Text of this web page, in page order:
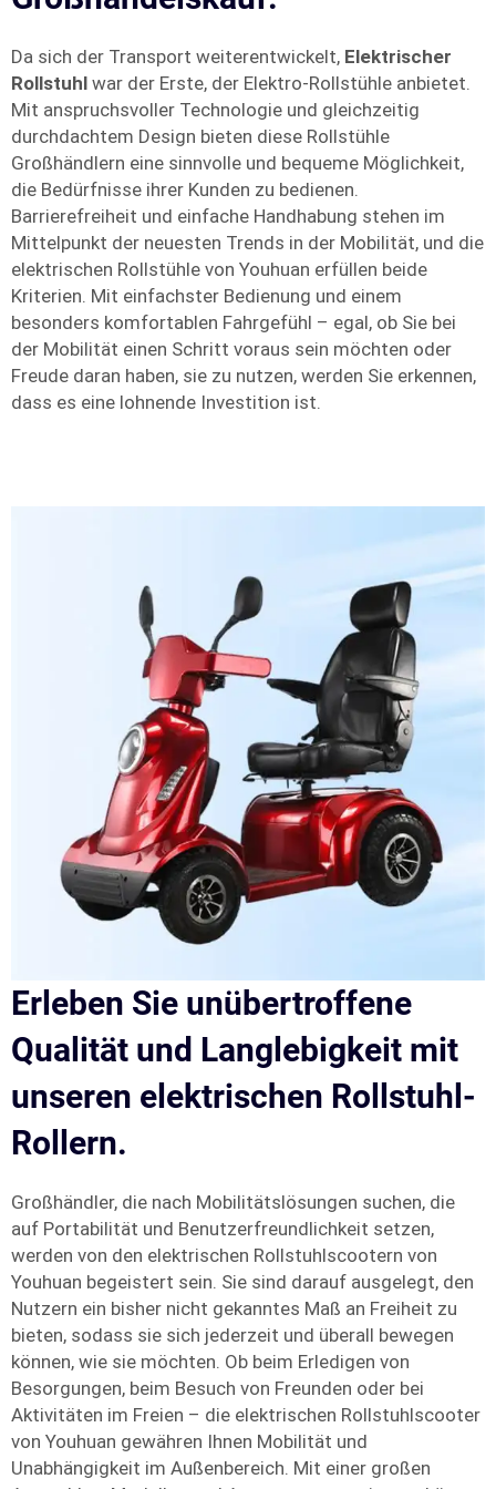
Da sich der Transport weiterentwickelt, Elektrischer
Rollstuhl war der Erste, der Elektro-Rollstühle anbietet.
Mit anspruchsvoller Technologie und gleichzeitig
durchdachtem Design bieten diese Rollstühle
Großhändlern eine sinnvolle und bequeme Möglichkeit,
die Bedürfnisse ihrer Kunden zu bedienen.
Barrierefreiheit und einfache Handhabung stehen im
Mittelpunkt der neuesten Trends in der Mobilität, und die
elektrischen Rollstühle von Youhuan erfüllen beide
Kriterien. Mit einfachster Bedienung und einem
besonders komfortablen Fahrgefühl – egal, ob Sie bei
der Mobilität einen Schritt voraus sein möchten oder
Freude daran haben, sie zu nutzen, werden Sie erkennen,
dass es eine lohnende Investition ist.
Erleben Sie unübertroffene
Qualität und Langlebigkeit mit
unseren elektrischen Rollstuhl-
Rollern.
Großhändler, die nach Mobilitätslösungen suchen, die
auf Portabilität und Benutzerfreundlichkeit setzen,
werden von den elektrischen Rollstuhlscootern von
Youhuan begeistert sein. Sie sind darauf ausgelegt, den
Nutzern ein bisher nicht gekanntes Maß an Freiheit zu
bieten, sodass sie sich jederzeit und überall bewegen
können, wie sie möchten. Ob beim Erledigen von
Besorgungen, beim Besuch von Freunden oder bei
Aktivitäten im Freien – die elektrischen Rollstuhlscooter
von Youhuan gewähren Ihnen Mobilität und
Unabhängigkeit im Außenbereich. Mit einer großen